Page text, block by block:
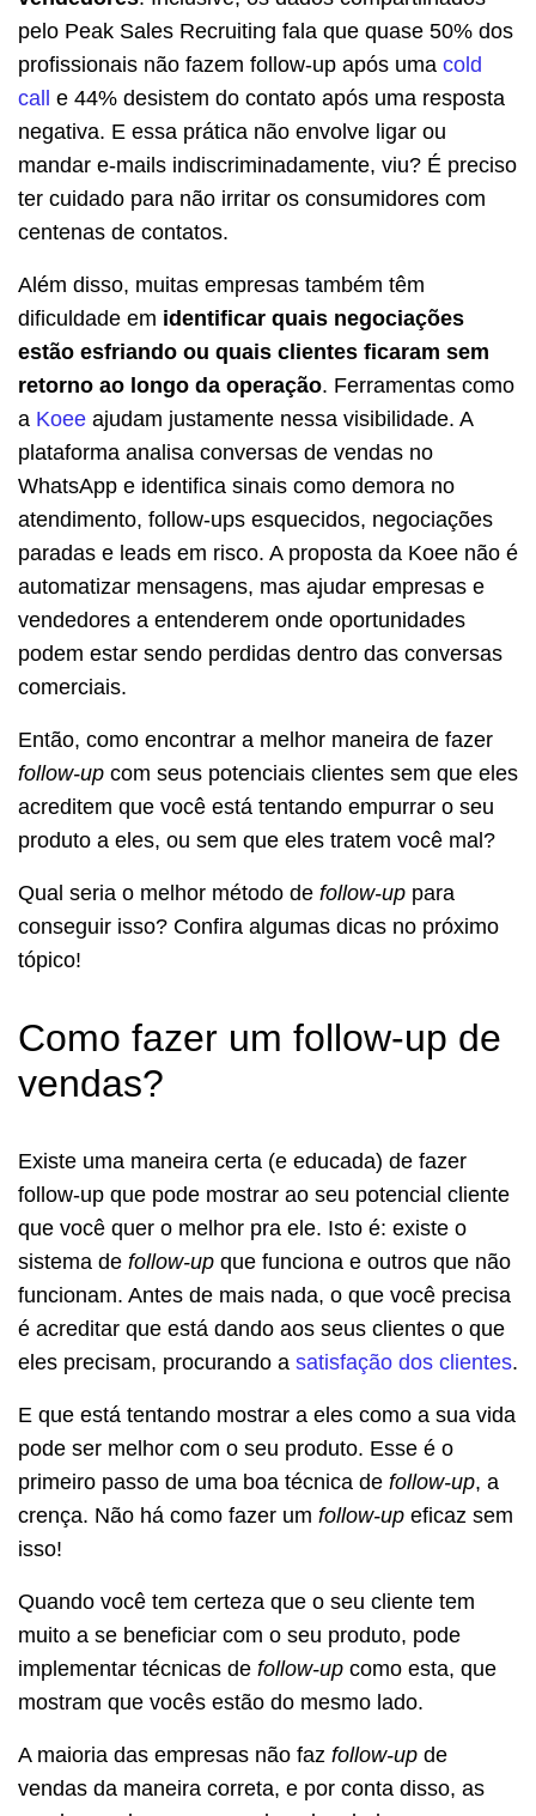
pelo Peak Sales Recruiting fala que quase 50% dos
profissionais não fazem follow-up após uma cold
call e 44% desistem do contato após uma resposta
negativa. E essa prática não envolve ligar ou
mandar e-mails indiscriminadamente, viu? É preciso
ter cuidado para não irritar os consumidores com
centenas de contatos.
Além disso, muitas empresas também têm
dificuldade em identificar quais negociações
estão esfriando ou quais clientes ficaram sem
retorno ao longo da operação. Ferramentas como
a Koee ajudam justamente nessa visibilidade. A
plataforma analisa conversas de vendas no
WhatsApp e identifica sinais como demora no
atendimento, follow-ups esquecidos, negociações
paradas e leads em risco. A proposta da Koee não é
automatizar mensagens, mas ajudar empresas e
vendedores a entenderem onde oportunidades
podem estar sendo perdidas dentro das conversas
comerciais.
Então, como encontrar a melhor maneira de fazer
follow-up com seus potenciais clientes sem que eles
acreditem que você está tentando empurrar o seu
produto a eles, ou sem que eles tratem você mal?
Qual seria o melhor método de follow-up para
conseguir isso? Confira algumas dicas no próximo
tópico!
Como fazer um follow-up de
vendas?
Existe uma maneira certa (e educada) de fazer
follow-up que pode mostrar ao seu potencial cliente
que você quer o melhor pra ele. Isto é: existe o
sistema de follow-up que funciona e outros que não
funcionam. Antes de mais nada, o que você precisa
é acreditar que está dando aos seus clientes o que
eles precisam, procurando a satisfação dos clientes.
E que está tentando mostrar a eles como a sua vida
pode ser melhor com o seu produto. Esse é o
primeiro passo de uma boa técnica de follow-up, a
crença. Não há como fazer um follow-up eficaz sem
isso!
Quando você tem certeza que o seu cliente tem
muito a se beneficiar com o seu produto, pode
implementar técnicas de follow-up como esta, que
mostram que vocês estão do mesmo lado.
A maioria das empresas não faz follow-up de
vendas da maneira correta, e por conta disso, as